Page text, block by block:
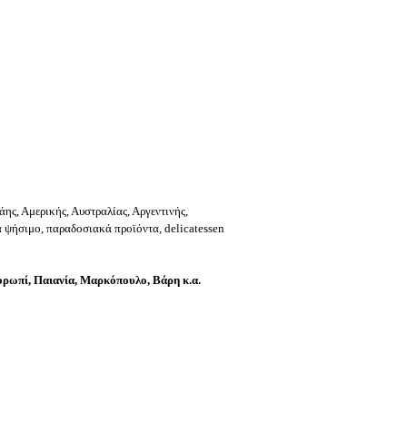
Αμερικής, Αυστραλίας, Αργεντινής,
ψήσιμο, παραδοσιακά προϊόντα, delicatessen
Παιανία, Μαρκόπουλο, Βάρη κ.α.